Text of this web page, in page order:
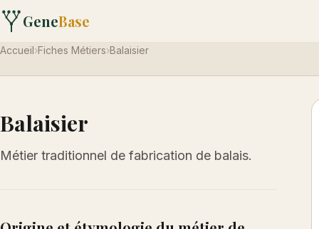
GeneBase
Accueil›Fiches Métiers›Balaisier
Balaisier
Métier traditionnel de fabrication de balais.